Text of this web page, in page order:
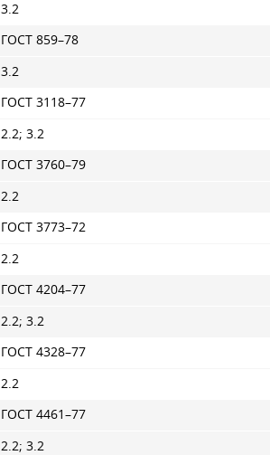
3.2
ГОСТ 859–78
3.2
ГОСТ 3118–77
2.2; 3.2
ГОСТ 3760–79
2.2
ГОСТ 3773–72
2.2
ГОСТ 4204–77
2.2; 3.2
ГОСТ 4328–77
2.2
ГОСТ 4461–77
2.2; 3.2